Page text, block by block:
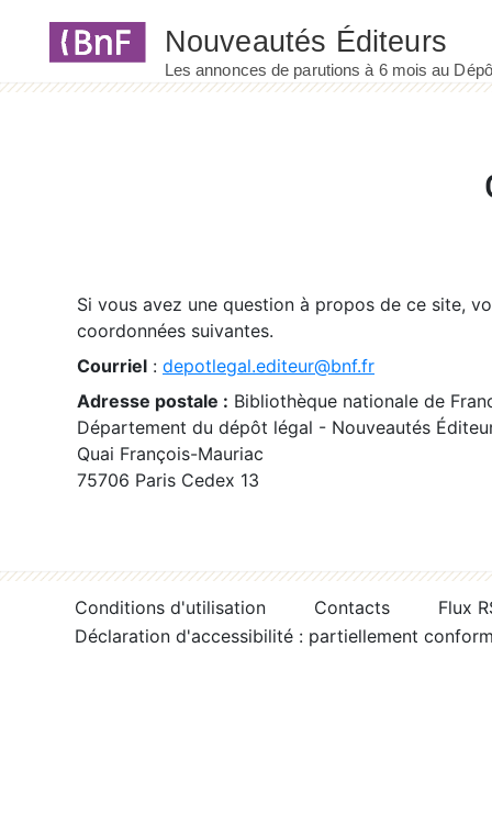
Si vous avez une question à propos de ce site,
coordonnées suivantes.
Courriel : depotlegal.editeur@bnf.fr
Adresse postale : Bibliothèque nationale de
Département du dépôt légal - Nouveautés
Quai François-Mauriac
75706 Paris Cedex 13
Conditions d'utilisation Contacts
Flux
Déclaration d'accessibilité : partiellement